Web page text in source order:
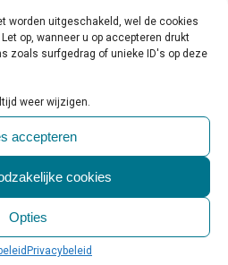
worden uitgeschakeld, wel de cookies
op, wanneer u op accepteren drukt
zoals surfgedrag of unieke ID's op deze
weer wijzigen.
accepteren
cookies
Opties
Privacybeleid
‘OVER
NAAR
inActiviteiten &
0 Reactie's
Leiden Eten, slapen,
voor velen van ons